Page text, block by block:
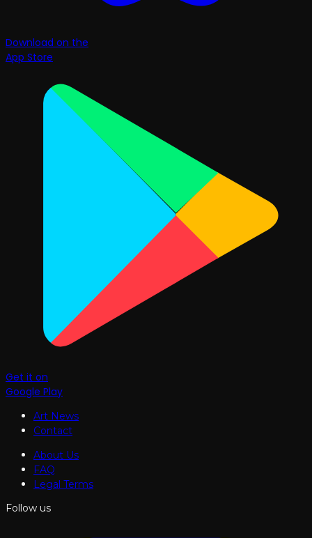
Download on the
App Store
Get it on
Google Play
Art News
Contact
About Us
FAQ
Legal Terms
Follow us